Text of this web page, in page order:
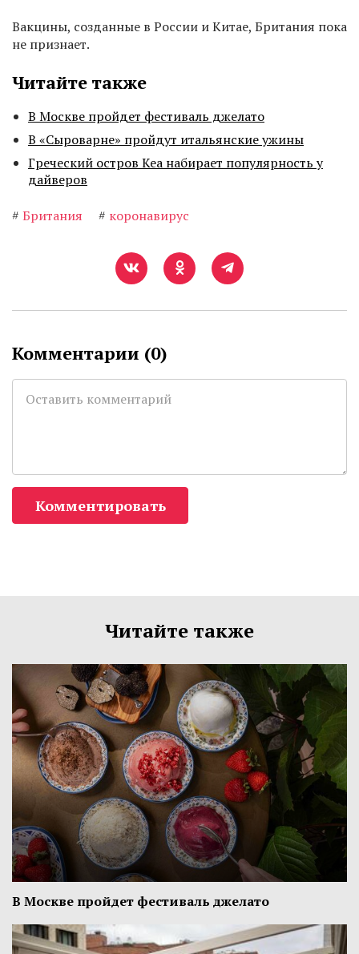
Вакцины, созданные в России и Китае, Британия пока
не признает.
Читайте также
В Москве пройдет фестиваль джелато
В «Сыроварне» пройдут итальянские ужины
Греческий остров Кеа набирает популярность у
дайверов
# Британия # коронавирус
Комментарии (0)
Комментировать
Читайте также
В Москве пройдет фестиваль джелато